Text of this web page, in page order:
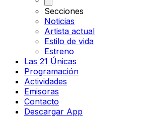
Secciones
Noticias
Artista actual
Estilo de vida
Estreno
Las 21 Únicas
Programación
Actividades
Emisoras
Contacto
Descargar App